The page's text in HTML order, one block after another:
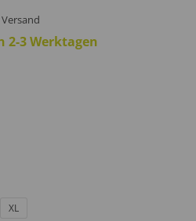
Versand
2-3 Werktagen
XL